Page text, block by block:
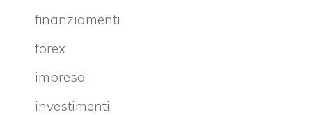
finanziamenti
forex
impresa
investimenti